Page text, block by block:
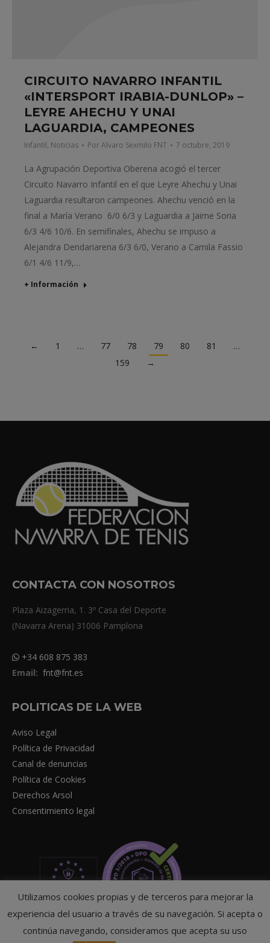
CIRCUITO NAVARRO INFANTIL
«INTERSPORT IRABIA-DUNLOP» –
LEYRE AHECHU Y UNAI
LAGUARDIA, CAMPEONES
Infantil, Noticias PorAlvaro Sexmilo FNT 7 octubre, 2019
La Agrupación Deportiva Oberena acogió el tercer
Circuito Navarro Infantil en el que Leyre Ahechu y Unai
Laguardia resultaron campeones. Ahechu venció en la
final a María Verano 6/0 6/3 y Laguardia a Jaime Soria
6/3 4/6 10/6. En semifinales, Ahechu se impuso a
Alejandra Dendariarena 6/3 6/0, Verano a Camila Fassio
6/1 4/6 11/9,…
+ Información
← 1 … 77 78 79 80 81
…
159
→
CONTACTA CON NOSOTROS
Plaza Aizagerria, 1. 3º Casa del Deporte
(Navarra Arena) 31006 Pamplona
+34 608 875 383
Email: fnt@fnt.es
POLITICAS DE LA WEB
Aviso Legal
Política de Privacidad
Canal de denuncias
Política de Cookies
Derechos Arsol
Consentimiento legal
Utilizamos cookies propias y de terceros para mejorar la
experiencia del usuario a través de su navegación. Si acepta o
continúa navegando, consideramos que acepta su uso